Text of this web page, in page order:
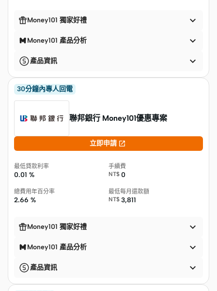
Money101 獨家好禮 
Money101 產品分析 
產品資訊 
30分鐘內專人回電
聯邦銀行 Money101優惠專案
立即申請 
最低貸款利率
0.01 %
手續費
NT$ 0
總費用年百分率
2.66 %
最低每月還款額
NT$ 3,811
Money101 獨家好禮 
Money101 產品分析 
產品資訊 